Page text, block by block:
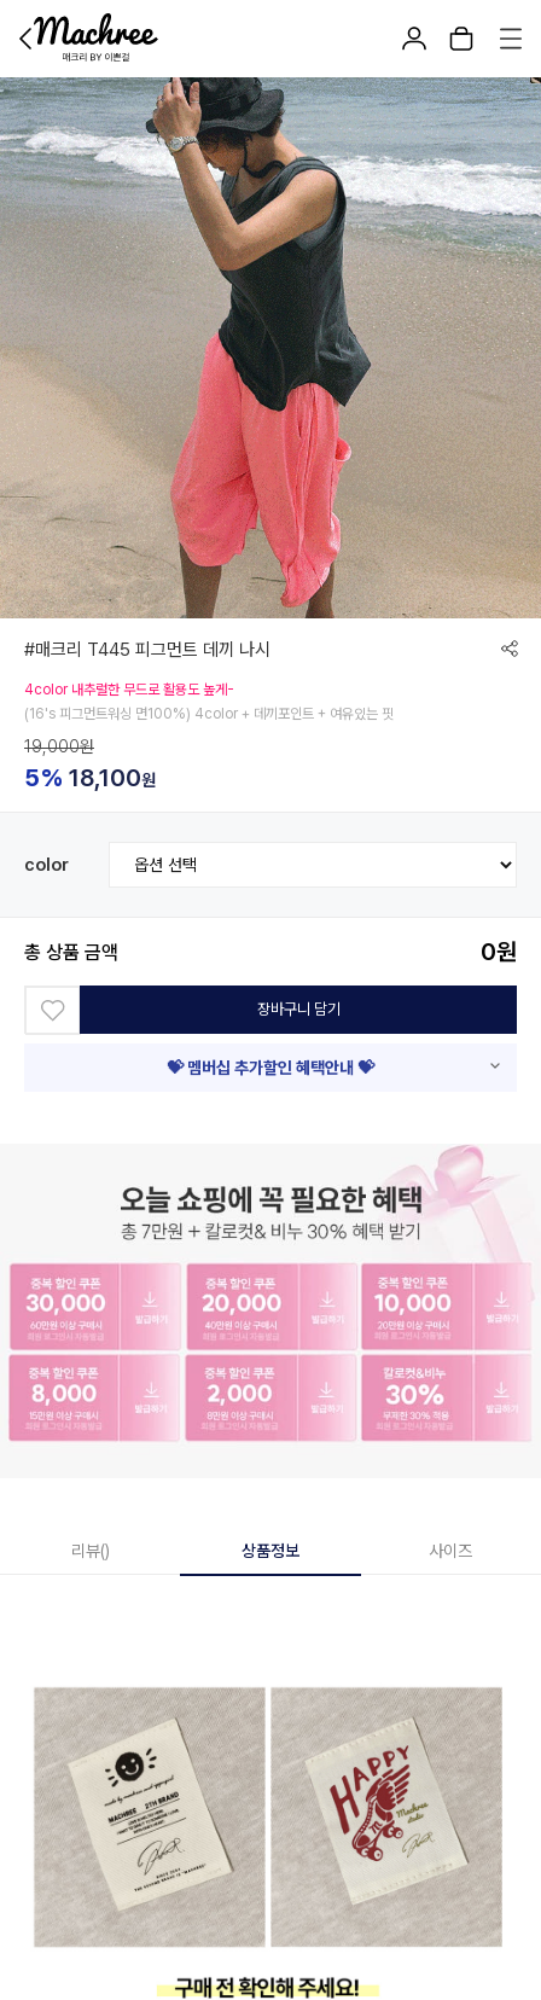
#매크리 T445 피그먼트 데끼 나시
4color 내추럴한 무드로 활용도 높게-
(16's 피그먼트워싱 면100%) 4color + 데끼포인트 + 여유있는 핏
19,000원
5% 18,100원
color
총 상품 금액 0원
장바구니 담기
💝 멤버십 추가할인 혜택안내 💝
리뷰() 상품정보 사이즈